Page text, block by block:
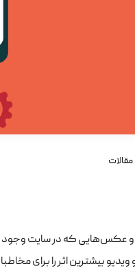
مقالات
و عکس‌هایی که در سایت وجود
بیشترین اثر را برای